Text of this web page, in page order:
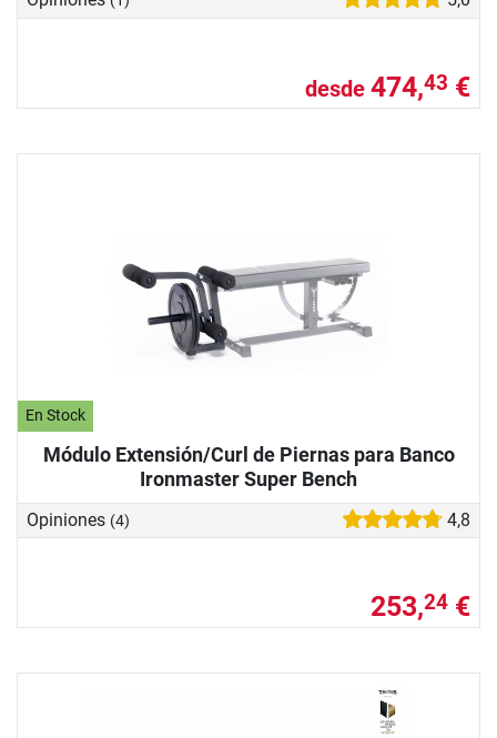
desde 474,43 €
En Stock
Módulo Extensión/Curl de Piernas para Banco
Ironmaster Super Bench
Opiniones (4) 4,8
253,24 €